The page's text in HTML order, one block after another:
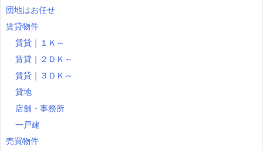
団地はお任せ
賃貸物件
賃貸｜１Ｋ～
賃貸｜２ＤＫ～
賃貸｜３ＤＫ～
貸地
店舗・事務所
一戸建
売買物件